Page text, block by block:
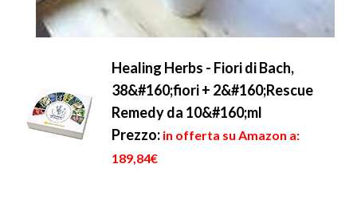
Healing Herbs - Fiori di Bach,
38&#160;fiori + 2&#160;Rescue
Remedy da 10&#160;ml
Prezzo: in offerta su Amazon a:
189,84€